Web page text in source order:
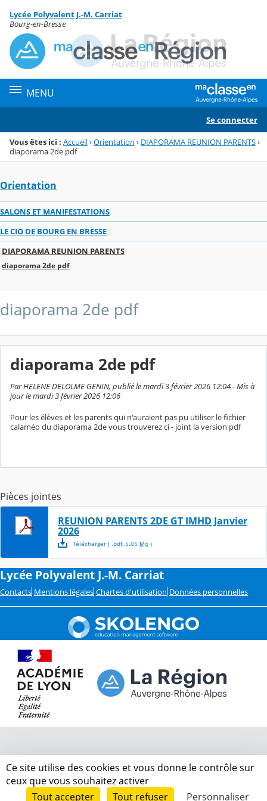
Menu de la rubrique
Contenu
Lycée Polyvalent J.-M. Carriat
Bourg-en-Bresse
MENU
Se connecter
Vous êtes ici : Accueil›Orientation › DIAPORAMA REUNION PARENTS›
diaporama 2de pdf
Orientation
SALONS ET MANIFESTATIONS
LE CIO DE BOURG EN BRESSE
DIAPORAMA REUNION PARENTS
diaporama 2de pdf
diaporama 2de pdf
diaporama 2de pdf
Par HELENE DELOLME GENIN, publié le mardi 3 février 2026 12:04 - Mis à
jour le mardi 3 février 2026 12:06
Pour les élèves et les parents qui n'auraient pas pu utiliser le fichier
calaméo du diaporama 2de vous trouverez ci - joint la version pdf
Pièces jointes
REUNION PARENTS 2DE GT IMHD Janvier
2026
Télécharger( .pdf, 5.05 Mo)
Lycée Polyvalent J.-M. Carriat
Contacts Mentions légales Chartes d'utilisation Données personnelles
Ce site utilise des cookies et vous donne le contrôle sur
ceux que vous souhaitez activer
Tout accepter
Tout refuser Personnaliser